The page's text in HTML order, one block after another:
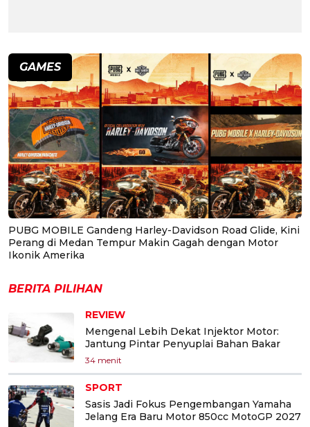
GAMES
PUBG MOBILE Gandeng Harley-Davidson Road Glide, Kini
Perang di Medan Tempur Makin Gagah dengan Motor
Ikonik Amerika
BERITA PILIHAN
REVIEW
Mengenal Lebih Dekat Injektor Motor:
Jantung Pintar Penyuplai Bahan Bakar
34 menit
SPORT
Sasis Jadi Fokus Pengembangan Yamaha
Jelang Era Baru Motor 850cc MotoGP 2027